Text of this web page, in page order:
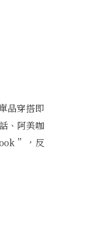
品穿搭即
、阿美咖
”，反